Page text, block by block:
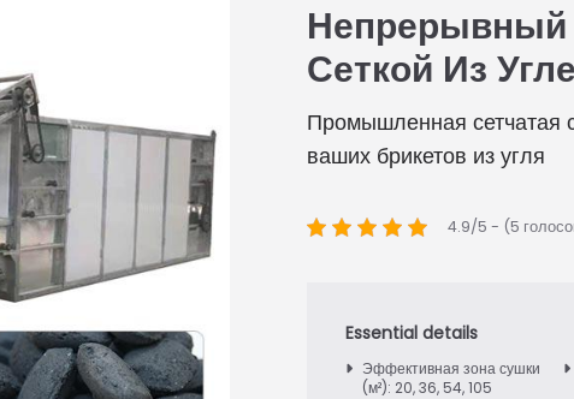
Сеткой Из
Промышленная сетчатая
ваших брикетов из угля
4.9/5 - (5
Эффективная зона сушки
(м²): 20, 36, 54, 105